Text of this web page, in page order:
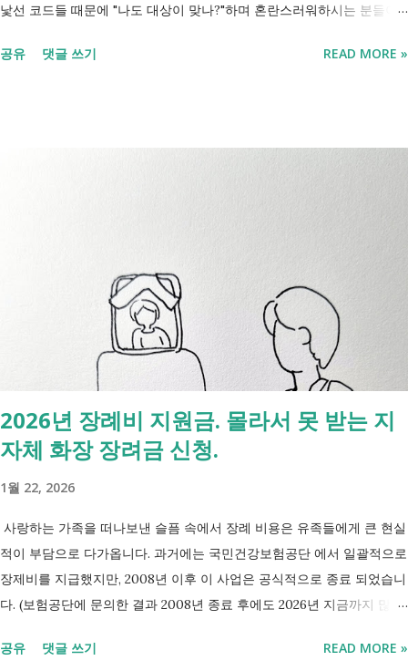
낯선 코드들 때문에 "나도 대상이 맞나?"하며 혼란스러워하시는 분들이
닙니다. 여러분의 병원비를 90%에서 최대 95%까지 국가가 대신 부담해
장기이식 및 혈액투석 등 특례 대상 - 치매·극희귀질환·상세불명 희귀질
환 신규 적용 코드 - 임신·난임·아동 진료 등 F코드 대상 병원에서 진료를
받은 뒤 진료비 계산서나 건강보험 산정내역에 표시된 V코드를 확인하면
현재 어떤 산정특례가 적용되고 있는지 쉽게 확인할 수 있습니다. 아래
표에서 본인의 질환명이나 특정기호를 찾아보시기 바랍니다. 암·희귀질
환 산정특례 특정기호 및 상병코드 Ⅰ. 「본인일부부담금 산정특례에 관
한 기준」 제1조 관련 특정기호 코드 구분 대상 특정기호 1 미등록암환자
가 해당상병(C00～C97, D00～D09, D32～D33, D37～D48)으로 진료를
련 특정기호 코드 구분 대상 특...
공유 댓글 쓰기 READ MORE »
2026년 장례비 지원금. 몰라서 못 받는 지
자체 화장 장려금 신청.
1월 22, 2026
사랑하는 가족을 떠나보낸 슬픔 속에서 장례 비용은 유족들에게 큰 현실
적이 부담으로 다가옵니다. 과거에는 국민건강보험공단 에서 일괄적으로
장제비를 지급했지만, 2008년 이후 이 사업은 공식적으로 종료 되었습니
다. (보험공단에 문의한 결과 2008년 종료 후에도 2026년 지금까지 많은
보훈대상자 나 기초생활수급자 대상 지원 은 여전히 유지 되고 있으며,
공유 댓글 쓰기 READ MORE »